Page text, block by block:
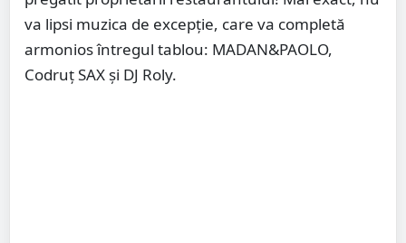
va lipsi muzica de excepție, care va completă
armonios întregul tablou: MADAN&PAOLO,
Codruț SAX și DJ Roly.